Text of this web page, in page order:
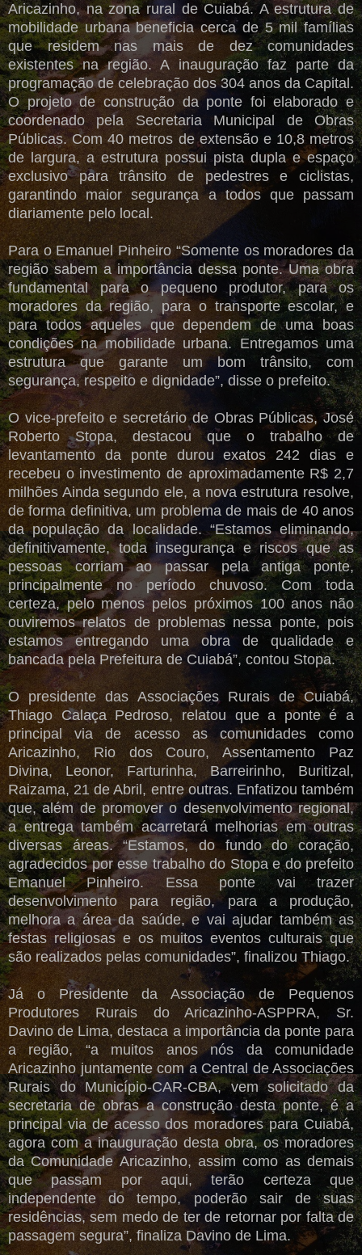
Aricazinho, na zona rural de Cuiabá. A estrutura de
mobilidade urbana beneficia cerca de 5 mil famílias
que residem nas mais de dez comunidades
existentes na região. A inauguração faz parte da
programação de celebração dos 304 anos da Capital.
O projeto de construção da ponte foi elaborado e
coordenado pela Secretaria Municipal de Obras
Públicas. Com 40 metros de extensão e 10,8 metros
de largura, a estrutura possui pista dupla e espaço
exclusivo para trânsito de pedestres e ciclistas,
garantindo maior segurança a todos que passam
diariamente pelo local.
Para o Emanuel Pinheiro “Somente os moradores da
região sabem a importância dessa ponte. Uma obra
fundamental para o pequeno produtor, para os
moradores da região, para o transporte escolar, e
para todos aqueles que dependem de uma boas
condições na mobilidade urbana. Entregamos uma
estrutura que garante um bom trânsito, com
segurança, respeito e dignidade”, disse o prefeito.
O vice-prefeito e secretário de Obras Públicas, José
Roberto Stopa, destacou que o trabalho de
levantamento da ponte durou exatos 242 dias e
recebeu o investimento de aproximadamente R$ 2,7
milhões Ainda segundo ele, a nova estrutura resolve,
de forma definitiva, um problema de mais de 40 anos
da população da localidade. “Estamos eliminando,
definitivamente, toda insegurança e riscos que as
pessoas corriam ao passar pela antiga ponte,
principalmente no período chuvoso. Com toda
certeza, pelo menos pelos próximos 100 anos não
ouviremos relatos de problemas nessa ponte, pois
estamos entregando uma obra de qualidade e
bancada pela Prefeitura de Cuiabá”, contou Stopa.
O presidente das Associações Rurais de Cuiabá,
Thiago Calaça Pedroso, relatou que a ponte é a
principal via de acesso as comunidades como
Aricazinho, Rio dos Couro, Assentamento Paz
Divina, Leonor, Farturinha, Barreirinho, Buritizal,
Raizama, 21 de Abril, entre outras. Enfatizou também
que, além de promover o desenvolvimento regional,
a entrega também acarretará melhorias em outras
diversas áreas. “Estamos, do fundo do coração,
agradecidos por esse trabalho do Stopa e do prefeito
Emanuel Pinheiro. Essa ponte vai trazer
desenvolvimento para região, para a produção,
melhora a área da saúde, e vai ajudar também as
festas religiosas e os muitos eventos culturais que
são realizados pelas comunidades”, finalizou Thiago.
Já o Presidente da Associação de Pequenos
Produtores Rurais do Aricazinho-ASPPRA, Sr.
Davino de Lima, destaca a importância da ponte para
a região, “a muitos anos nós da comunidade
Aricazinho juntamente com a Central de Associações
Rurais do Município-CAR-CBA, vem solicitado da
secretaria de obras a construção desta ponte, é a
principal via de acesso dos moradores para Cuiabá,
agora com a inauguração desta obra, os moradores
da Comunidade Aricazinho, assim como as demais
que passam por aqui, terão certeza que
independente do tempo, poderão sair de suas
residências, sem medo de ter de retornar por falta de
passagem segura”, finaliza Davino de Lima.